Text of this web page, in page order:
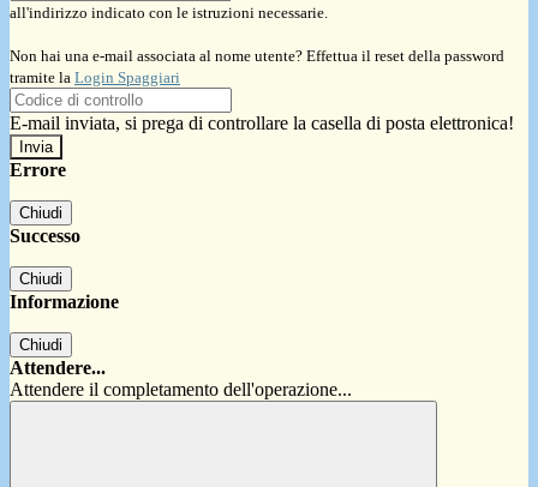
all'indirizzo indicato con le istruzioni necessarie.
Non hai una e-mail associata al nome utente? Effettua il reset della password
tramite la Login Spaggiari
E-mail inviata, si prega di controllare la casella di posta elettronica!
Errore
Chiudi
Successo
Chiudi
Informazione
Chiudi
Attendere...
Attendere il completamento dell'operazione...